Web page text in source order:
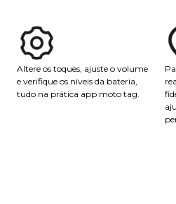
Altere os toques, ajuste o volume
e verifique os níveis da bateria,
tudo na prática app moto tag.